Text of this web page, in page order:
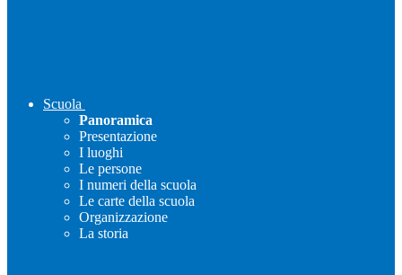
Scuola
Panoramica
Presentazione
I luoghi
Le persone
I numeri della scuola
Le carte della scuola
Organizzazione
La storia